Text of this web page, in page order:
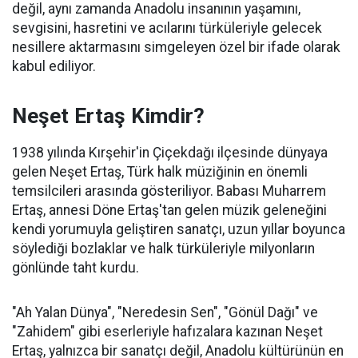
değil, aynı zamanda Anadolu insanının yaşamını,
sevgisini, hasretini ve acılarını türküleriyle gelecek
nesillere aktarmasını simgeleyen özel bir ifade olarak
kabul ediliyor.
Neşet Ertaş Kimdir?
1938 yılında Kırşehir'in Çiçekdağı ilçesinde dünyaya
gelen Neşet Ertaş, Türk halk müziğinin en önemli
temsilcileri arasında gösteriliyor. Babası Muharrem
Ertaş, annesi Döne Ertaş'tan gelen müzik geleneğini
kendi yorumuyla geliştiren sanatçı, uzun yıllar boyunca
söylediği bozlaklar ve halk türküleriyle milyonların
gönlünde taht kurdu.
"Ah Yalan Dünya", "Neredesin Sen", "Gönül Dağı" ve
"Zahidem" gibi eserleriyle hafızalara kazınan Neşet
Ertaş, yalnızca bir sanatçı değil, Anadolu kültürünün en